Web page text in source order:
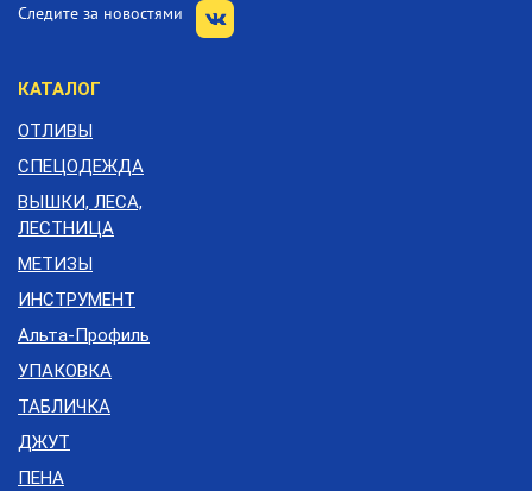
Следите за новостями
КАТАЛОГ
ОТЛИВЫ
СПЕЦОДЕЖДА
ВЫШКИ, ЛЕСА,
ЛЕСТНИЦА
МЕТИЗЫ
ИНСТРУМЕНТ
Альта-Профиль
УПАКОВКА
ТАБЛИЧКА
ДЖУТ
ПЕНА